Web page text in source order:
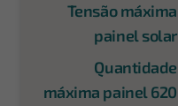
Tensão máxima
painel solar
Quantidade
máxima painel 620